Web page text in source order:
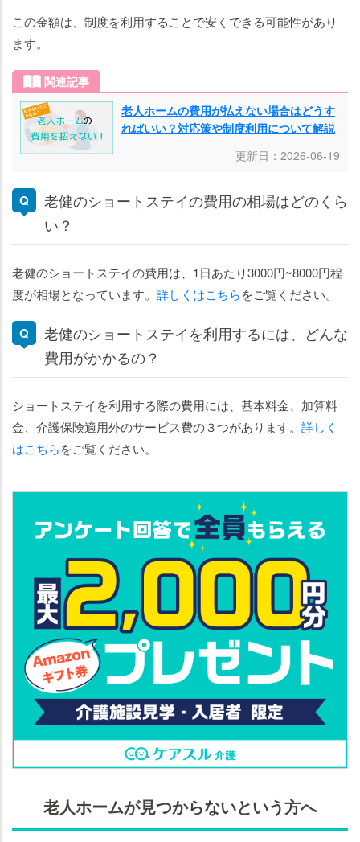
この金額は、制度を利用することで安くできる可能性があり
ます。
関連記事
老人ホームの費用が払えない場合はどうす
ればいい？対応策や制度利用について解説
更新日：2026-06-19
老健のショートステイの費用の相場はどのくら
い？
老健のショートステイの費用は、1日あたり3000円~8000円程
度が相場となっています。 詳しくはこちらをご覧ください。
老健のショートステイを利用するには、どんな
費用がかかるの？
ショートステイを利用する際の費用には、基本料金、加算料
金、介護保険適用外のサービス費の３つがあります。 詳しく
はこちらをご覧ください。
老人ホームが見つからないという方へ